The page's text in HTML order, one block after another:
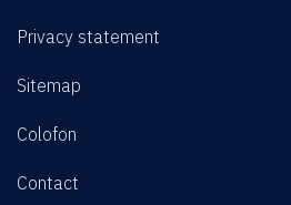
Privacy statement
Sitemap
Colofon
Contact